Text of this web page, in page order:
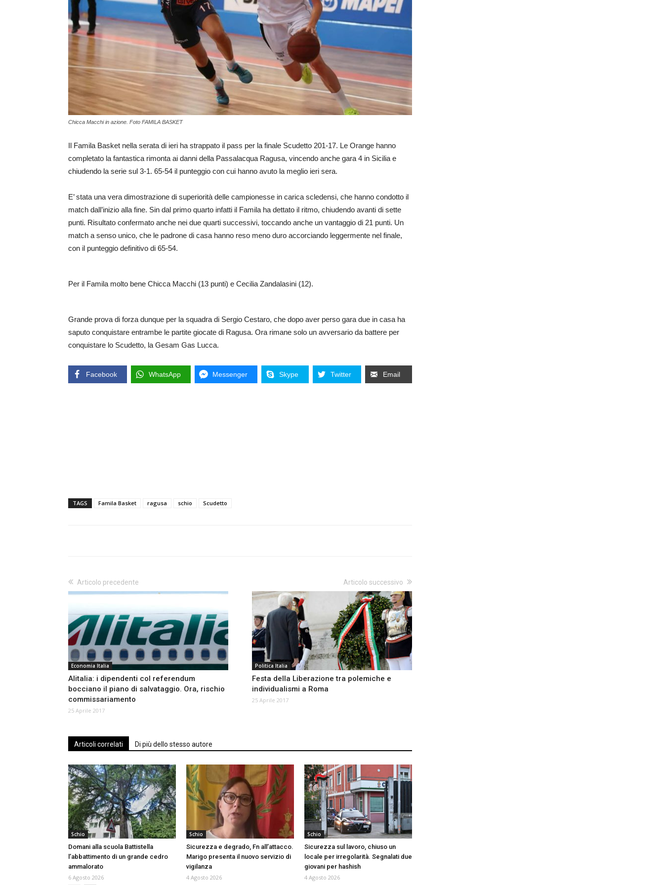
Chicca Macchi in azione. Foto FAMILA BASKET
Il Famila Basket nella serata di ieri ha strappato il pass per la finale Scudetto 201-17. Le Orange hanno
completato la fantastica rimonta ai danni della Passalacqua Ragusa, vincendo anche gara 4 in Sicilia e
chiudendo la serie sul 3-1. 65-54 il punteggio con cui hanno avuto la meglio ieri sera.
E’ stata una vera dimostrazione di superiorità delle campionesse in carica scledensi, che hanno condotto il
match dall’inizio alla fine. Sin dal primo quarto infatti il Famila ha dettato il ritmo, chiudendo avanti di sette
punti. Risultato confermato anche nei due quarti successivi, toccando anche un vantaggio di 21 punti. Un
match a senso unico, che le padrone di casa hanno reso meno duro accorciando leggermente nel finale,
con il punteggio definitivo di 65-54.
Per il Famila molto bene Chicca Macchi (13 punti) e Cecilia Zandalasini (12).
Grande prova di forza dunque per la squadra di Sergio Cestaro, che dopo aver perso gara due in casa ha
saputo conquistare entrambe le partite giocate di Ragusa. Ora rimane solo un avversario da battere per
conquistare lo Scudetto, la Gesam Gas Lucca.
Facebook WhatsApp Messenger Skype Twitter Email
TAGS Famila Basket ragusa schio Scudetto
Articolo precedente
Economia Italia
Alitalia: i dipendenti col referendum
bocciano il piano di salvataggio. Ora, rischio
commissariamento
25 Aprile 2017
Articolo successivo
Politica Italia
Festa della Liberazione tra polemiche e
individualismi a Roma
25 Aprile 2017
Articoli correlati Di più dello stesso autore
Schio
Domani alla scuola Battistella
l’abbattimento di un grande cedro
ammalorato
6 Agosto 2026
Schio
Sicurezza e degrado, Fn all’attacco.
Marigo presenta il nuovo servizio di
vigilanza
4 Agosto 2026
Schio
Sicurezza sul lavoro, chiuso un
locale per irregolarità. Segnalati due
giovani per hashish
4 Agosto 2026